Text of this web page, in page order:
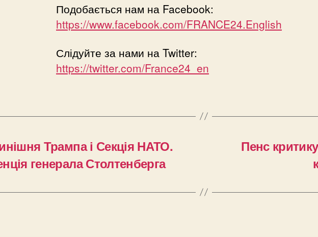
Подобається нам на Facebook:
https://www.facebook.com/FRANCE24.English
Слідуйте за нами на Twitter:
https://twitter.com/France24_en
Трампа і Секція НАТО.
генерала Столтенберга
Пенс